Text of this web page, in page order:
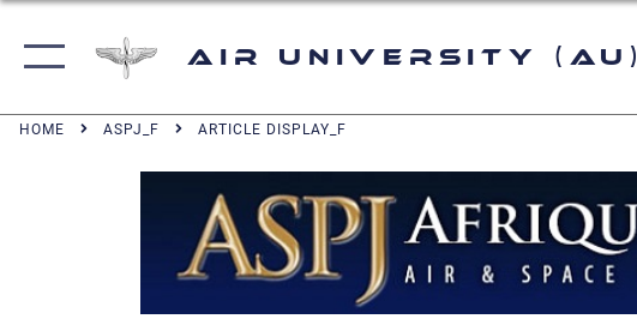
Air University (AU)
HOME ASPJ_F ARTICLE DISPLAY_F